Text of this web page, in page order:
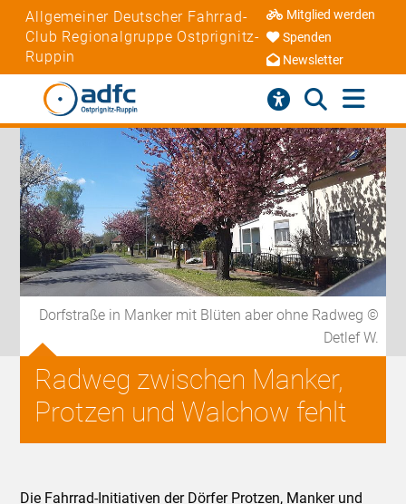
Allgemeiner Deutscher Fahrrad-
Club Regionalgruppe Ostprignitz-
Ruppin
Mitglied werden
Spenden
Newsletter
Dorfstraße in Manker mit Blüten aber ohne Radweg ©
Detlef W.
Radweg zwischen Manker,
Protzen und Walchow fehlt
Die Fahrrad-Initiativen der Dörfer Protzen, Manker und